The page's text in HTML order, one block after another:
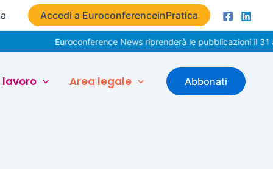
Accedi a EuroconferenceinPratica
Euroconference News riprenderà le pubblicazioni il 31
lavoro Area legale Abbonati